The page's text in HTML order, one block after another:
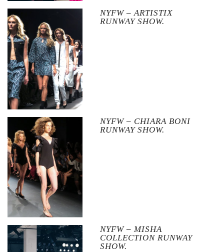
NYFW – ARTISTIX
RUNWAY SHOW.
NYFW – CHIARA BONI
RUNWAY SHOW.
NYFW – MISHA
COLLECTION RUNWAY
SHOW.